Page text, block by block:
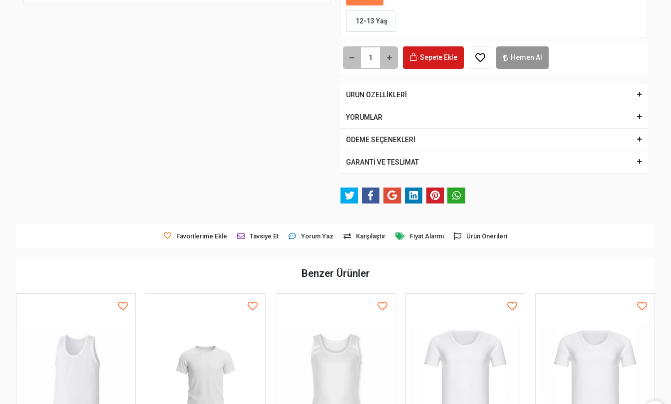
12-13 Yaş
Sepete Ekle Hemen Al
ÜRÜN ÖZELLİKLERİ
YORUMLAR
ÖDEME SEÇENEKLERİ
GARANTİ VE TESLİMAT
Favorilerime Ekle Tavsiye Et Yorum Yaz Karşılaştır Fiyat Alarmı Ürün Önerileri
Benzer Ürünler